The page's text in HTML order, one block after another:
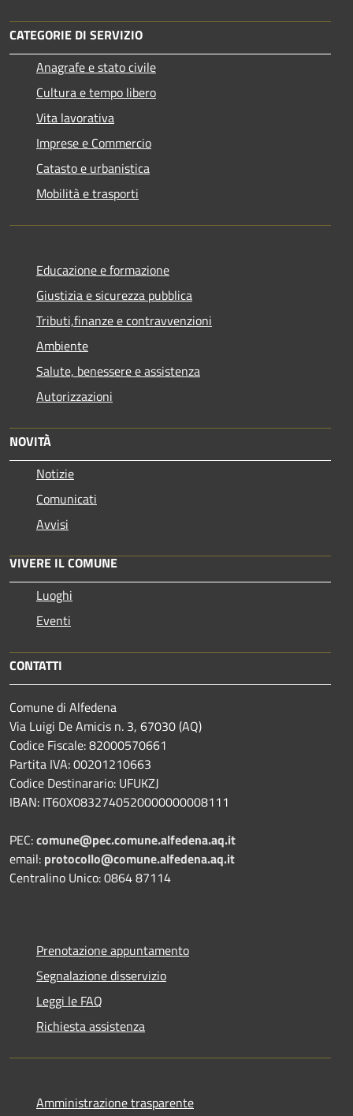
CATEGORIE DI SERVIZIO
Anagrafe e stato civile
Cultura e tempo libero
Vita lavorativa
Imprese e Commercio
Catasto e urbanistica
Mobilità e trasporti
Educazione e formazione
Giustizia e sicurezza pubblica
Tributi,finanze e contravvenzioni
Ambiente
Salute, benessere e assistenza
Autorizzazioni
NOVITÀ
Notizie
Comunicati
Avvisi
VIVERE IL COMUNE
Luoghi
Eventi
CONTATTI
Comune di Alfedena
Via Luigi De Amicis n. 3, 67030 (AQ)
Codice Fiscale: 82000570661
Partita IVA: 00201210663
Codice Destinarario: UFUKZJ
IBAN: IT60X0832740520000000008111
PEC:comune@pec.comune.alfedena.aq.it
email: protocollo@comune.alfedena.aq.it
Centralino Unico: 0864 87114
Prenotazione appuntamento
Segnalazione disservizio
Leggi le FAQ
Richiesta assistenza
Amministrazione trasparente